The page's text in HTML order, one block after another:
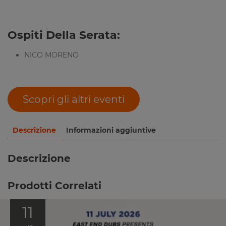
Ospiti Della Serata:
NICO MORENO
Scopri gli altri eventi
Descrizione Informazioni aggiuntive
Descrizione
Prodotti Correlati
11